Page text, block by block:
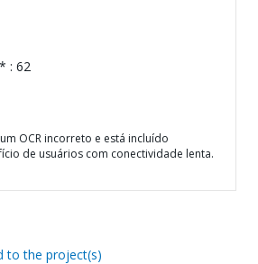
: 62
OCR incorreto e está incluído
de usuários com conectividade lenta.
to the project(s)